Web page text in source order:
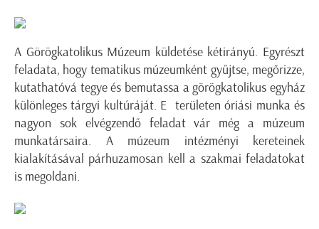
A Görögkatolikus Múzeum küldetése kétirányú. Egyrészt
feladata, hogy tematikus múzeumként gyűjtse, megőrizze,
kutathatóvá tegye és bemutassa a görögkatolikus egyház
különleges tárgyi kultúráját. E területen óriási munka és
nagyon sok elvégzendő feladat vár még a múzeum
munkatársaira. A múzeum intézményi kereteinek
kialakításával párhuzamosan kell a szakmai feladatokat
is megoldani.